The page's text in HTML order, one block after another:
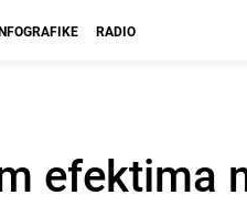
RADIO
efektima